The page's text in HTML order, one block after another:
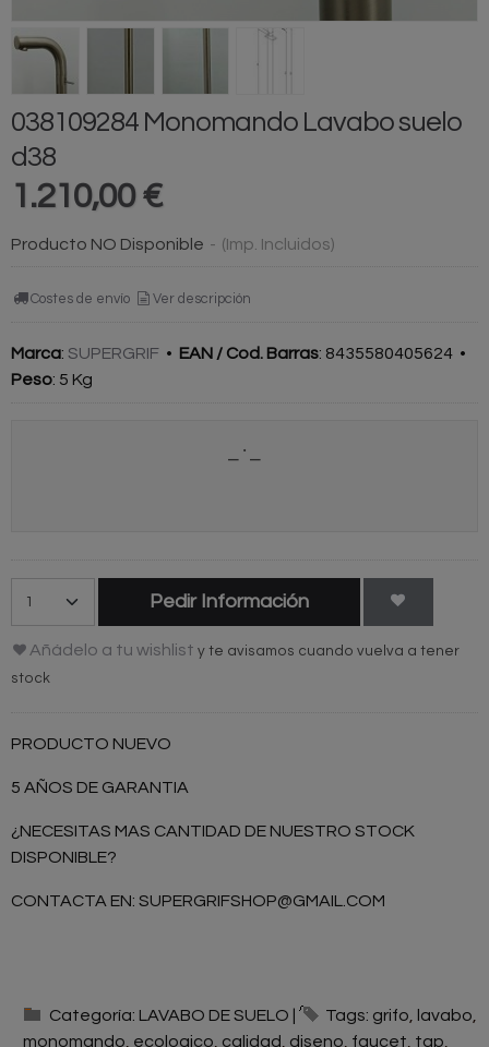
038109284 Monomando Lavabo suelo
d38
1.210,00 €
Producto NO Disponible - (Imp. Incluidos)
Costes de envío Ver descripción
Marca: SUPERGRIF • EAN / Cod. Barras: 8435580405624 •
Peso: 5 Kg
Pedir Información
Añádelo a tu wishlist y te avisamos cuando vuelva a tener
stock
PRODUCTO NUEVO
5 AÑOS DE GARANTIA
¿NECESITAS MAS CANTIDAD DE NUESTRO STOCK
DISPONIBLE?
CONTACTA EN: SUPERGRIFSHOP@GMAIL.COM
Categoría: LAVABO DE SUELO | Tags: grifo lavabo
monomando ecologico calidad diseno faucet tap